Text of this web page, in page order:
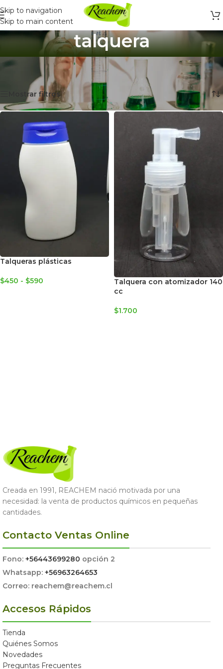
Skip to navigation
Skip to main content
talquera
Inicio
Productos etiquetados “talquera”
Mostrando 2 resultados
Mostrar filtros
Talqueras plásticas
$450 - $590
Talquera con atomizador 140
cc
$1.700
Creada en 1991, REACHEM nació motivada por una
necesidad: la venta de productos químicos en pequeñas
cantidades.
Contacto Ventas Online
Fono: +56443699280 opción 2
Whatsapp: +56963264653
Correo: reachem@reachem.cl
Accesos Rápidos
Tienda
Quiénes Somos
Novedades
Preguntas Frecuentes